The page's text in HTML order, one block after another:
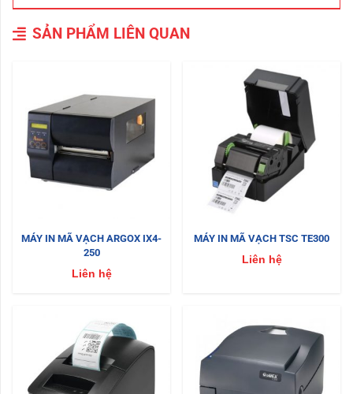
SẢN PHẨM LIÊN QUAN
MÁY IN MÃ VẠCH ARGOX IX4-
250
Liên hệ
MÁY IN MÃ VẠCH TSC TE300
Liên hệ